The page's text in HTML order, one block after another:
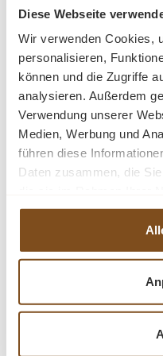
Diese Webseite
Wir verwenden Cookies,
personalisieren,
können und die Zugriffe
analysieren. Außerdem
Verwendung unserer
Medien, Werbung und
führen diese
Daten zusammen, die
haben.
Mit
abwischen.
Eine elegante
Stauraum und Qualität in
Menü schließen
– Mangoholz
Türen & 1
Produktgalerie